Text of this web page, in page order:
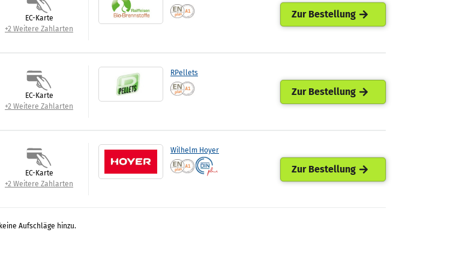
EC-Karte
+2 Weitere Zahlarten
Zur Bestellung
RPellets
EC-Karte
+2 Weitere Zahlarten
Zur Bestellung
Wilhelm Hoyer
EC-Karte
+2 Weitere Zahlarten
Zur Bestellung
Aufschläge hinzu.